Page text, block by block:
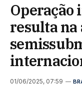
Operação
resulta na
01/06/2025, 07:59